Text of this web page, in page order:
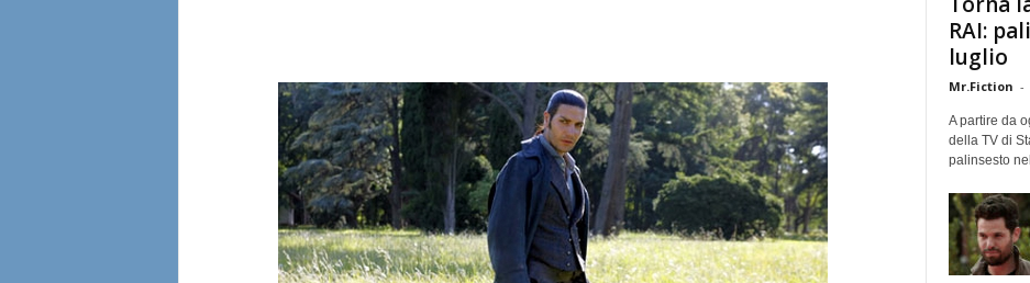
n
e
RAI:
luglio
Mr.Fiction -
A partire da
della TV di
palinsesto